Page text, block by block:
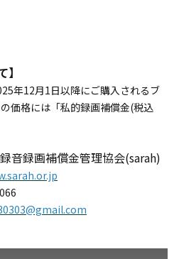
年12月1日以降にご購入されるブ
価格には「私的録画補償金(税込
録画補償金管理協会(sarah)